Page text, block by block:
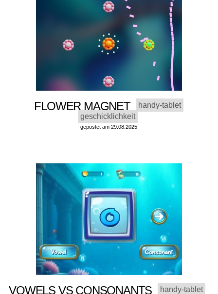
FLOWER MAGNET
handy-tablet
geschicklichkeit
gepostet am 29.08.2025
VOWELS VS CONSONANTS handy-tablet